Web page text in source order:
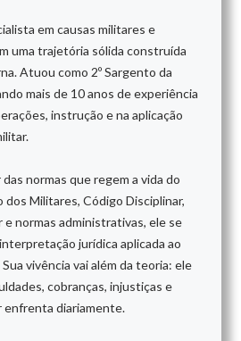
em causas militares e
uma trajetória sólida construída
Atuou como 2º Sargento da
mais de 10 anos de experiência
instrução e na aplicação
normas que regem a vida do
Militares, Código Disciplinar,
e normas administrativas, ele se
jurídica aplicada ao
vivência vai além da teoria: ele
cobranças, injustiças e
enfrenta diariamente.